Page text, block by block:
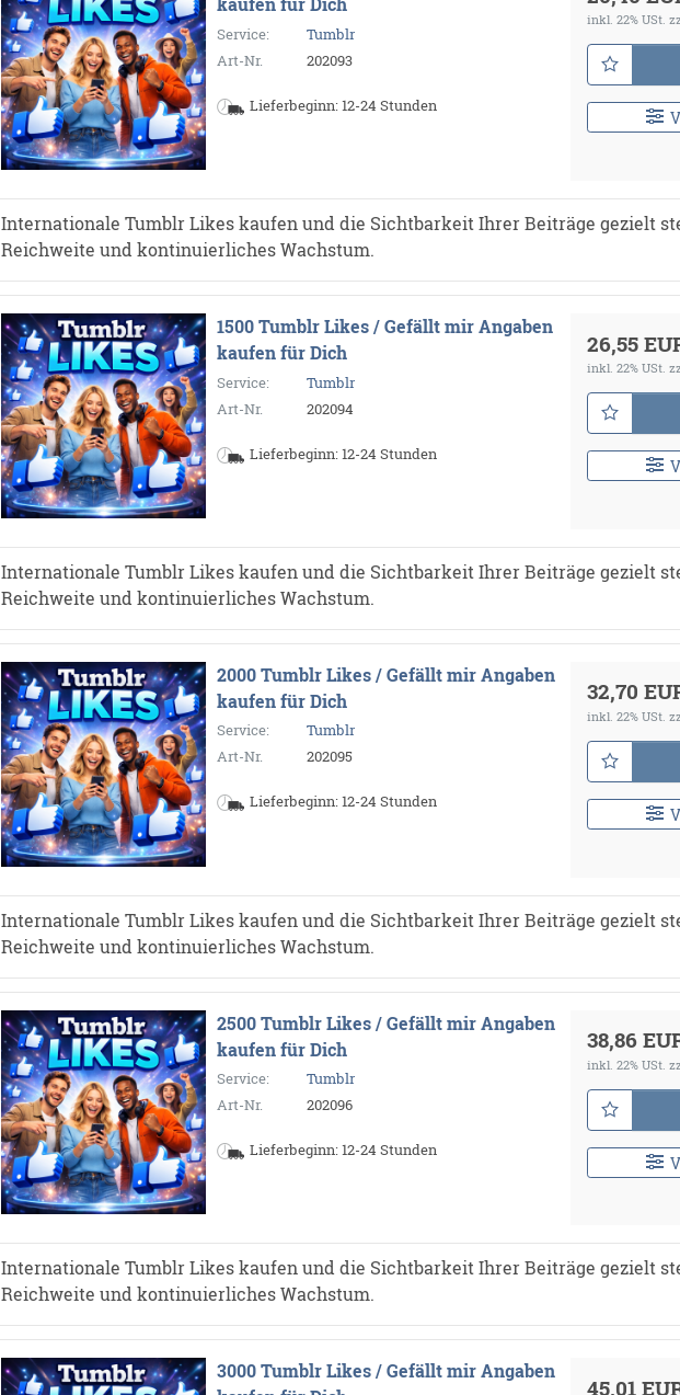
Service:
Tumblr
Art-Nr.
202093
Lieferbeginn: 12-24 Stunden
inkl. 22% USt.
Internationale Tumblr Likes kaufen und die Sichtbarkeit Ihrer Beiträge gezielt
Reichweite und kontinuierliches Wachstum.
1500 Tumblr Likes / Gefällt mir Angaben
kaufen für Dich
Service:
Tumblr
Art-Nr.
202094
Lieferbeginn: 12-24 Stunden
26,55
inkl. 22% USt.
Internationale Tumblr Likes kaufen und die Sichtbarkeit Ihrer Beiträge gezielt
Reichweite und kontinuierliches Wachstum.
2000 Tumblr Likes / Gefällt mir Angaben
kaufen für Dich
Service:
Tumblr
Art-Nr.
202095
Lieferbeginn: 12-24 Stunden
32,70
inkl. 22% USt.
Internationale Tumblr Likes kaufen und die Sichtbarkeit Ihrer Beiträge gezielt
Reichweite und kontinuierliches Wachstum.
2500 Tumblr Likes / Gefällt mir Angaben
kaufen für Dich
Service:
Tumblr
Art-Nr.
202096
Lieferbeginn: 12-24 Stunden
38,86
inkl. 22% USt.
Internationale Tumblr Likes kaufen und die Sichtbarkeit Ihrer Beiträge gezielt
Reichweite und kontinuierliches Wachstum.
3000 Tumblr Likes / Gefällt mir Angaben
45,01